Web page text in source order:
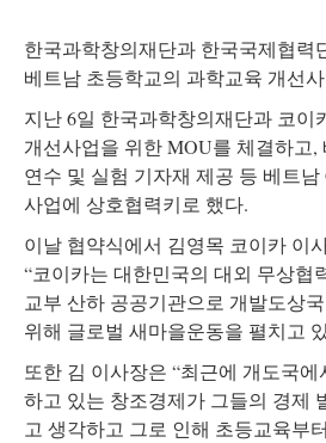
한국과학창의재단과 한국국제협력
베트남 초등학교의 과학교육 개선
지난 6일 한국과학창의재단과 코이
개선사업을 위한 MOU를 체결하고,
연수 및 실험 기자재 제공 등 베트
사업에 상호협력키로 했다.
이날 협약식에서 김영목 코이카 이
“코이카는 대한민국의 대외 무상협
교부 산하 공공기관으로 개발도상
위해 글로벌 새마을운동을 펼치고
또한 김 이사장은 “최근에 개도국
하고 있는 창조경제가 그들의 경제
고 생각하고 그로 인해 초등교육부